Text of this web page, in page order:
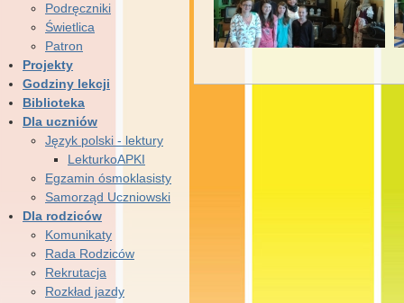
Podręczniki
Świetlica
Patron
Projekty
Godziny lekcji
Biblioteka
Dla uczniów
Język polski - lektury
LekturkoAPKI
Egzamin ósmoklasisty
Samorząd Uczniowski
Dla rodziców
Komunikaty
Rada Rodziców
Rekrutacja
Rozkład jazdy